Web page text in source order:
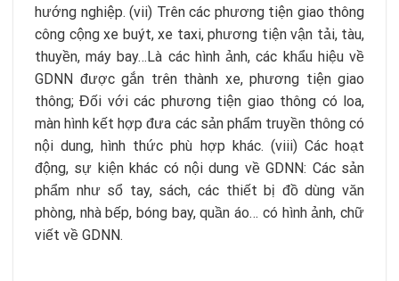
hướng nghiệp. (vii) Trên các phương tiện giao thông
công cộng xe buýt, xe taxi, phương tiện vận tải, tàu,
thuyền, máy bay…Là các hình ảnh, các khẩu hiệu về
GDNN được gắn trên thành xe, phương tiện giao
thông; Đối với các phương tiện giao thông có loa,
màn hình kết hợp đưa các sản phẩm truyền thông có
nội dung, hình thức phù hợp khác. (viii) Các hoạt
động, sự kiện khác có nội dung về GDNN: Các sản
phẩm như sổ tay, sách, các thiết bị đồ dùng văn
phòng, nhà bếp, bóng bay, quần áo… có hình ảnh, chữ
viết về GDNN.